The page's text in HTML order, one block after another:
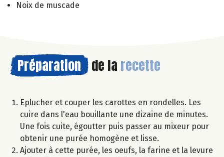
Noix de muscade
Préparation de la recette
Eplucher et couper les carottes en rondelles. Les
cuire dans l'eau bouillante une dizaine de minutes.
Une fois cuite, égoutter puis passer au mixeur pour
obtenir une purée homogène et lisse.
Ajouter à cette purée, les oeufs, la farine et la levure